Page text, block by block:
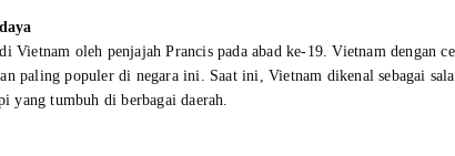
Vietnam oleh penjajah Prancis pada abad ke-19. Vietnam dengan
paling populer di negara ini. Saat ini, Vietnam dikenal sebagai
yang tumbuh di berbagai daerah.